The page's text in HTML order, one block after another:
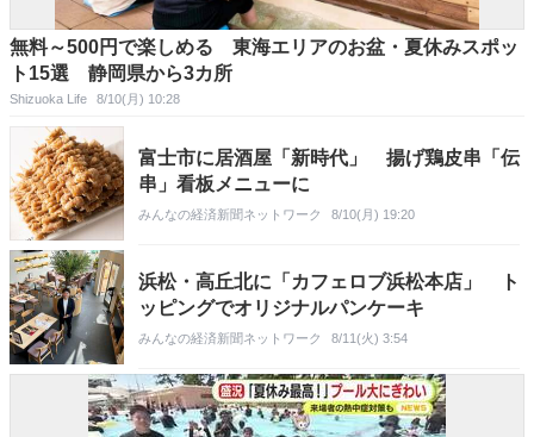
無料～500円で楽しめる 東海エリアのお盆・夏休みスポッ
ト15選 静岡県から3カ所
Shizuoka Life 8/10(月) 10:28
富士市に居酒屋「新時代」 揚げ鶏皮串「伝
串」看板メニューに
みんなの経済新聞ネットワーク 8/10(月) 19:20
浜松・高丘北に「カフェロブ浜松本店」 ト
ッピングでオリジナルパンケーキ
みんなの経済新聞ネットワーク 8/11(火) 3:54